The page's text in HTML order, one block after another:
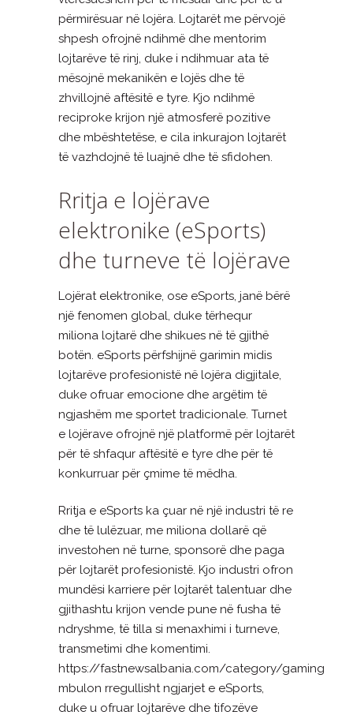
përmirësuar në lojëra. Lojtarët me përvojë
shpesh ofrojnë ndihmë dhe mentorim
lojtarëve të rinj, duke i ndihmuar ata të
mësojnë mekanikën e lojës dhe të
zhvillojnë aftësitë e tyre. Kjo ndihmë
reciproke krijon një atmosferë pozitive
dhe mbështetëse, e cila inkurajon lojtarët
të vazhdojnë të luajnë dhe të sfidohen.
Rritja e lojërave
elektronike (eSports)
dhe turneve të lojërave
Lojërat elektronike, ose eSports, janë bërë
një fenomen global, duke tërhequr
miliona lojtarë dhe shikues në të gjithë
botën. eSports përfshijnë garimin midis
lojtarëve profesionistë në lojëra digjitale,
duke ofruar emocione dhe argëtim të
ngjashëm me sportet tradicionale. Turnet
e lojërave ofrojnë një platformë për lojtarët
për të shfaqur aftësitë e tyre dhe për të
konkurruar për çmime të mëdha.
Rritja e eSports ka çuar në një industri të re
dhe të lulëzuar, me miliona dollarë që
investohen në turne, sponsorë dhe paga
për lojtarët profesionistë. Kjo industri ofron
mundësi karriere për lojtarët talentuar dhe
gjithashtu krijon vende pune në fusha të
ndryshme, të tilla si menaxhimi i turneve,
transmetimi dhe komentimi.
https://fastnewsalbania.com/category/gaming
mbulon rregullisht ngjarjet e eSports,
duke u ofruar lojtarëve dhe tifozëve